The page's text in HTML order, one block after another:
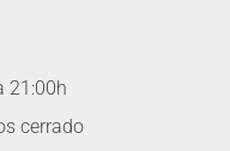
21:00h
cerrado